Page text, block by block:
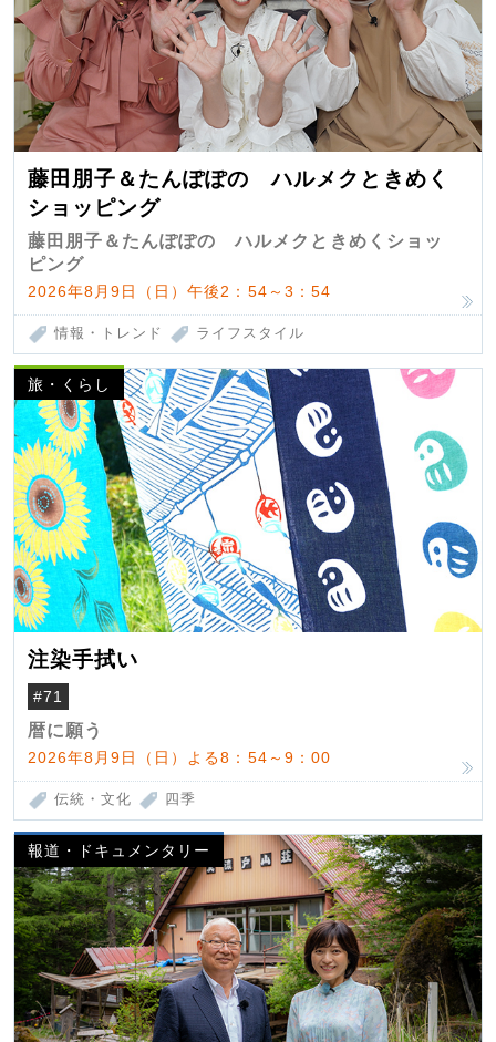
藤田朋子＆たんぽぽの ハルメクときめく
ショッピング
藤田朋子＆たんぽぽの ハルメクときめくショッ
ピング
2026年8月9日（日）午後2：54～3：54
情報・トレンド ライフスタイル
旅・くらし
注染手拭い
#71
暦に願う
2026年8月9日（日）よる8：54～9：00
伝統・文化 四季
報道・ドキュメンタリー